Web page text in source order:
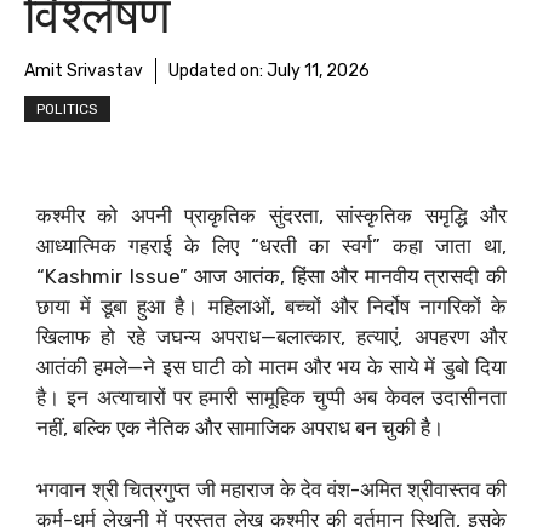
विश्लेषण
Amit Srivastav Updated on: July 11, 2026
POLITICS
कश्मीर को अपनी प्राकृतिक सुंदरता, सांस्कृतिक समृद्धि और
आध्यात्मिक गहराई के लिए “धरती का स्वर्ग” कहा जाता था,
“Kashmir Issue” आज आतंक, हिंसा और मानवीय त्रासदी की
छाया में डूबा हुआ है। महिलाओं, बच्चों और निर्दोष नागरिकों के
खिलाफ हो रहे जघन्य अपराध—बलात्कार, हत्याएं, अपहरण और
आतंकी हमले—ने इस घाटी को मातम और भय के साये में डुबो दिया
है। इन अत्याचारों पर हमारी सामूहिक चुप्पी अब केवल उदासीनता
नहीं, बल्कि एक नैतिक और सामाजिक अपराध बन चुकी है।
भगवान श्री चित्रगुप्त जी महाराज के देव वंश-अमित श्रीवास्तव की
कर्म-धर्म लेखनी में प्रस्तुत लेख कश्मीर की वर्तमान स्थिति, इसके